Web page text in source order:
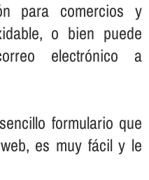
para comercios y
o bien puede
electrónico a
formulario que
es muy fácil y le